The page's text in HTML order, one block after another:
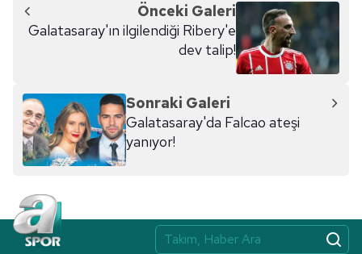
Önceki Galeri
Galatasaray'ın ilgilendiği Ribery'e
dev talip!
Sonraki Galeri
Galatasaray'da Falcao ateşi
yanıyor!